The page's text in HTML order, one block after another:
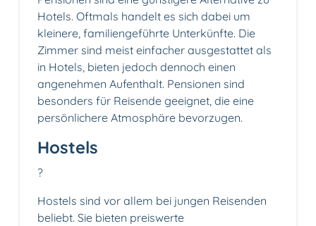
Hotels. Oftmals handelt es sich dabei um
kleinere, familiengeführte Unterkünfte. Die
Zimmer sind meist einfacher ausgestattet als
in Hotels, bieten jedoch dennoch einen
angenehmen Aufenthalt. Pensionen sind
besonders für Reisende geeignet, die eine
persönlichere Atmosphäre bevorzugen.
Hostels
?️
Hostels sind vor allem bei jungen Reisenden
beliebt. Sie bieten preiswerte